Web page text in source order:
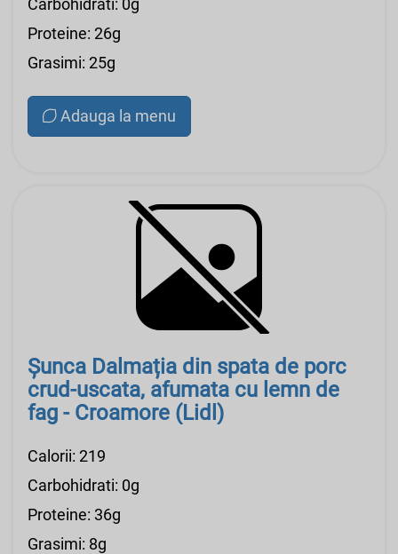
Carbohidrati: 0g
Proteine: 26g
Grasimi: 25g
Adauga la menu
Șunca Dalmația din spata de porc
crud-uscata, afumata cu lemn de
fag - Croamore (Lidl)
Calorii: 219
Carbohidrati: 0g
Proteine: 36g
Grasimi: 8g